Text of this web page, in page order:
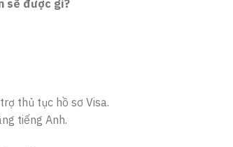
sẽ được gì?
thủ tục hồ sơ Visa.
tiếng Anh.